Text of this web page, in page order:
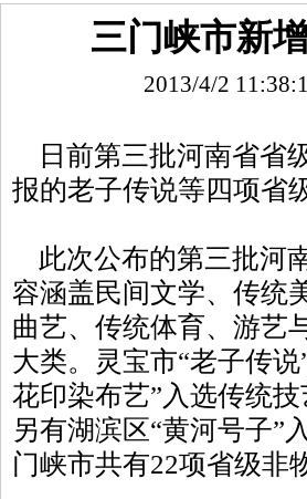
三门峡市新
2013/4/2
日前第三批河南省省
报的老子传说等四项省
此次公布的第三批河
容涵盖民间文学、传统
曲艺、传统体育、游艺
大类。灵宝市“老子传
花印染布艺”入选传统
另有湖滨区“黄河号子”
门峡市共有22项省级非